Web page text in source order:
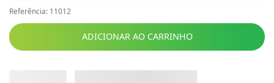
Referência: 11012
ADICIONAR AO CARRINHO